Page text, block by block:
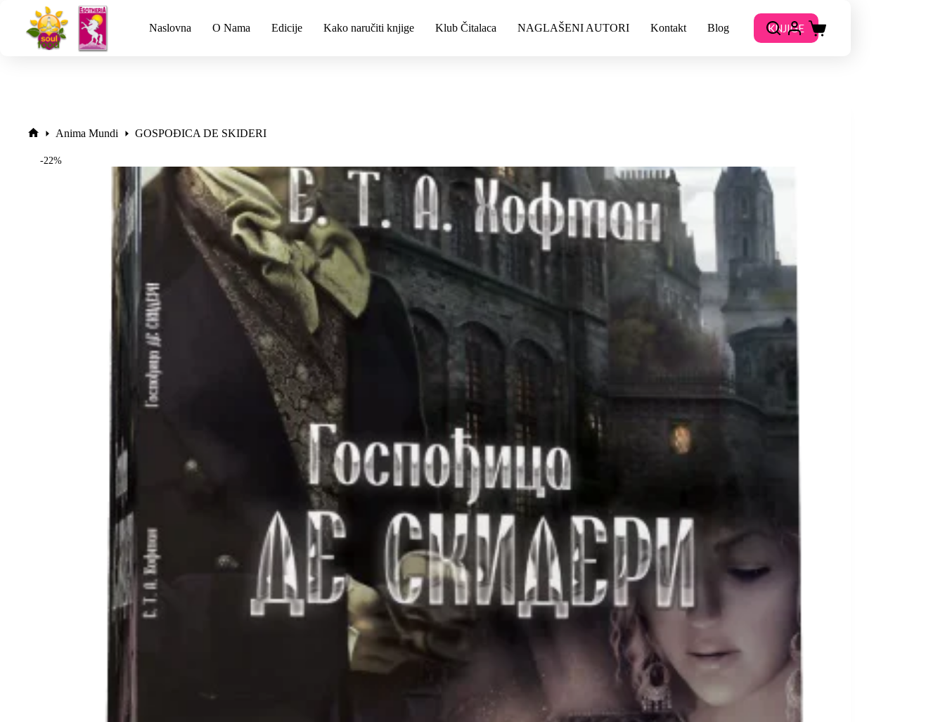
Naslovna O Nama Edicije Kako naručiti knjige Klub Čitalaca NAGLAŠENI AUTORI Kontakt Blog KNJIGE
Anima Mundi GOSPOĐICA DE SKIDERI
-22%